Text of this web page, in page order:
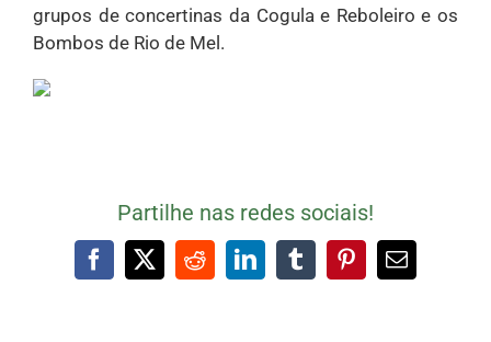
grupos de concertinas da Cogula e Reboleiro e os
Bombos de Rio de Mel.
Partilhe nas redes sociais!
Facebook
X RedditLinkedInTumblrPinterestEmail